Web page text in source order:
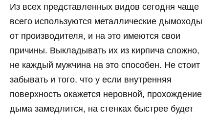
Из всех представленных видов сегодня чаще
всего используются металлические дымоходы
от производителя, и на это имеются свои
причины. Выкладывать их из кирпича сложно,
не каждый мужчина на это способен. Не стоит
забывать и того, что у если внутренняя
поверхность окажется неровной, прохождение
дыма замедлится, на стенках быстрее будет